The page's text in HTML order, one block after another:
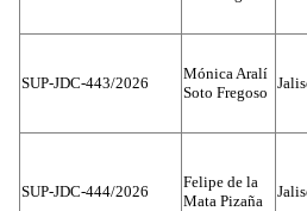
SUP-JDC-443/2026
Mónica Aralí
Soto Fregoso
SUP-JDC-444/2026
Felipe de la
Mata Pizaña